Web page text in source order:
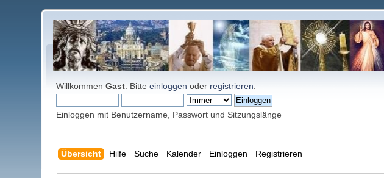
WillkommenGast . Bitteeinloggen oder registrieren
Einloggen mit Benutzername, Passwort und Sitzungslänge
Übersicht Hilfe Suche Kalender Einloggen Registrieren